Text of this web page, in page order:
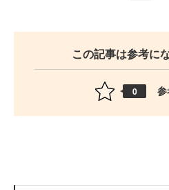
この記事は参考に
0